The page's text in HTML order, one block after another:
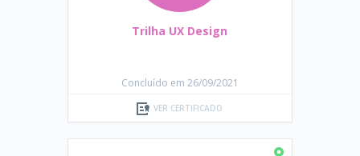
Trilha UX Design
Concluído em 26/09/2021
VER CERTIFICADO